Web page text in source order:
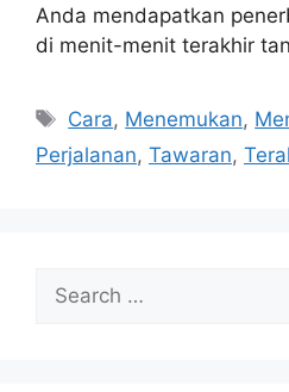
Anda mendapatkan
di menit-menit terakhir
Tags
Cara, Menemukan,
Perjalanan, Tawaran,
Search
for: